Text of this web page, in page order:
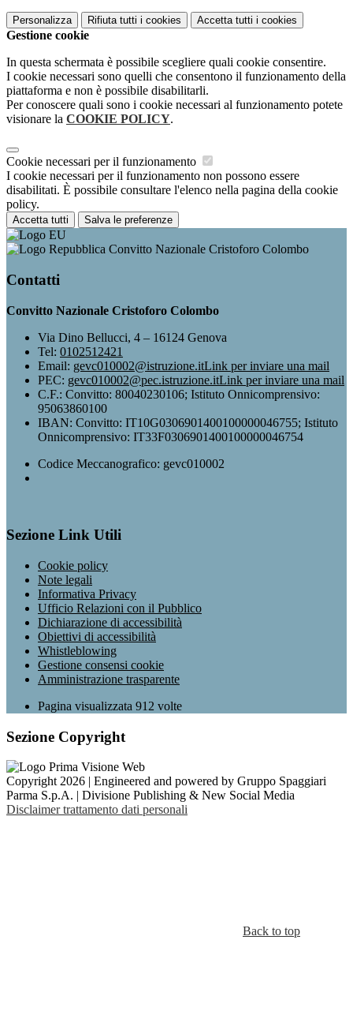
Personalizza Rifiuta tutti i cookies Accetta tutti i cookies
Gestione cookie
In questa schermata è possibile scegliere quali cookie consentire.
I cookie necessari sono quelli che consentono il funzionamento della
piattaforma e non è possibile disabilitarli.
Per conoscere quali sono i cookie necessari al funzionamento potete
visionare la COOKIE POLICY.
Cookie necessari per il funzionamento
I cookie necessari per il funzionamento non possono essere
disabilitati. È possibile consultare l'elenco nella pagina della cookie
policy.
Accetta tutti Salva le preferenze
Convitto Nazionale Cristoforo Colombo
Contatti
Convitto Nazionale Cristoforo Colombo
Via Dino Bellucci, 4 – 16124 Genova
Tel: 0102512421
Email: gevc010002@istruzione.itLink per inviare una mail
PEC: gevc010002@pec.istruzione.itLink per inviare una mail
C.F.: Convitto: 80040230106; Istituto Onnicomprensivo:
95063860100
IBAN: Convitto: IT10G0306901400100000046755; Istituto
Onnicomprensivo: IT33F0306901400100000046754
Codice Meccanografico: gevc010002
Sezione Link Utili
Cookie policy
Note legali
Informativa Privacy
Ufficio Relazioni con il Pubblico
Dichiarazione di accessibilità
Obiettivi di accessibilità
Whistleblowing
Gestione consensi cookie
Amministrazione trasparente
Pagina visualizzata 912 volte
Sezione Copyright
Copyright 2026 | Engineered and powered by Gruppo Spaggiari
Parma S.p.A. | Divisione Publishing & New Social Media
Disclaimer trattamento dati personali
Back to top